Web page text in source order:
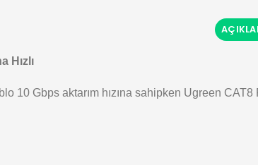
Hızlı
10 Gbps aktarım hızına sahipken Ugreen CAT8